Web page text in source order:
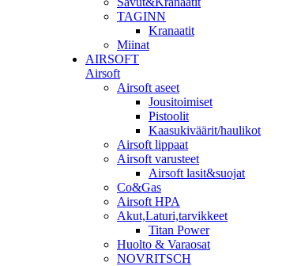
TAGINN
Kranaatit
Miinat
AIRSOFT
Airsoft
Airsoft aseet
Jousitoimiset
Pistoolit
Kaasukiväärit/haulikot
Airsoft lippaat
Airsoft varusteet
Airsoft lasit&suojat
Co&Gas
Airsoft HPA
Akut,Laturi,tarvikkeet
Titan Power
Huolto & Varaosat
NOVRITSCH